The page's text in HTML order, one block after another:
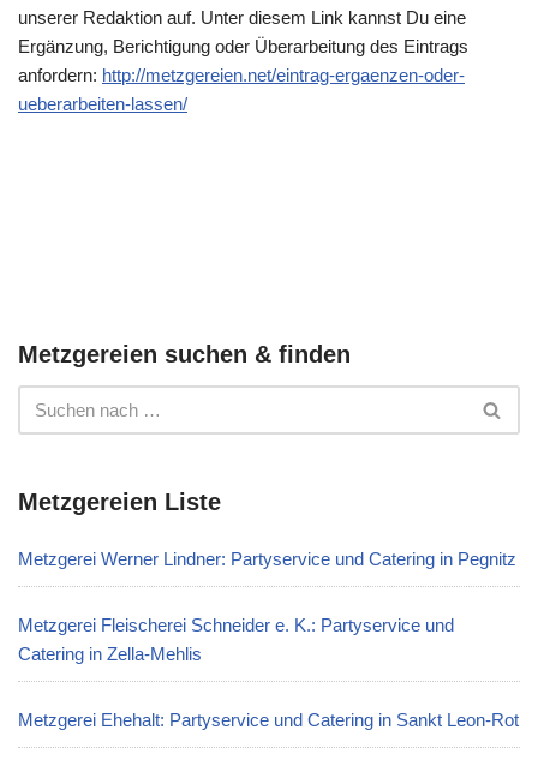
unserer Redaktion auf. Unter diesem Link kannst Du eine
Ergänzung, Berichtigung oder Überarbeitung des Eintrags
anfordern: http://metzgereien.net/eintrag-ergaenzen-oder-
ueberarbeiten-lassen/
Metzgereien suchen & finden
Metzgereien Liste
Metzgerei Werner Lindner: Partyservice und Catering in Pegnitz
Metzgerei Fleischerei Schneider e. K.: Partyservice und
Catering in Zella-Mehlis
Metzgerei Ehehalt: Partyservice und Catering in Sankt Leon-Rot